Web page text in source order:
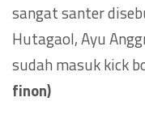
sangat santer
Hutagaol, Ayu
sudah masuk kick
finon)